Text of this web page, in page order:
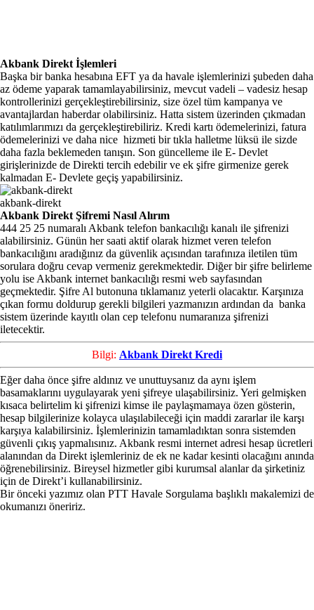
Akbank Direkt İşlemleri
Başka bir banka hesabına EFT ya da havale işlemlerinizi şubeden daha
az ödeme yaparak tamamlayabilirsiniz, mevcut vadeli – vadesiz hesap
kontrollerinizi gerçekleştirebilirsiniz, size özel tüm kampanya ve
avantajlardan haberdar olabilirsiniz. Hatta sistem üzerinden çıkmadan
katılımlarımızı da gerçekleştirebiliriz. Kredi kartı ödemelerinizi, fatura
ödemelerinizi ve daha nice hizmeti bir tıkla halletme lüksü ile sizde
daha fazla beklemeden tanışın. Son güncelleme ile E- Devlet
girişlerinizde de Direkti tercih edebilir ve ek şifre girmenize gerek
kalmadan E- Devlete geçiş yapabilirsiniz.
akbank-direkt
Akbank Direkt Şifremi Nasıl Alırım
444 25 25 numaralı Akbank telefon bankacılığı kanalı ile şifrenizi
alabilirsiniz. Günün her saati aktif olarak hizmet veren telefon
bankacılığını aradığınız da güvenlik açısından tarafınıza iletilen tüm
sorulara doğru cevap vermeniz gerekmektedir. Diğer bir şifre belirleme
yolu ise Akbank internet bankacılığı resmi web sayfasından
geçmektedir. Şifre Al butonuna tıklamanız yeterli olacaktır. Karşınıza
çıkan formu doldurup gerekli bilgileri yazmanızın ardından da banka
sistem üzerinde kayıtlı olan cep telefonu numaranıza şifrenizi
iletecektir.
Bilgi: Akbank Direkt Kredi
Eğer daha önce şifre aldınız ve unuttuysanız da aynı işlem
basamaklarını uygulayarak yeni şifreye ulaşabilirsiniz. Yeri gelmişken
kısaca belirtelim ki şifrenizi kimse ile paylaşmamaya özen gösterin,
hesap bilgilerinize kolayca ulaşılabileceği için maddi zararlar ile karşı
karşıya kalabilirsiniz. İşlemlerinizin tamamladıktan sonra sistemden
güvenli çıkış yapmalısınız. Akbank resmi internet adresi hesap ücretleri
alanından da Direkt işlemleriniz de ek ne kadar kesinti olacağını anında
öğrenebilirsiniz. Bireysel hizmetler gibi kurumsal alanlar da şirketiniz
için de Direkt’i kullanabilirsiniz.
Bir önceki yazımız olan PTT Havale Sorgulama başlıklı makalemizi de
okumanızı öneririz.